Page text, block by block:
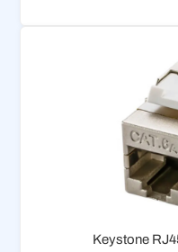
Keystone